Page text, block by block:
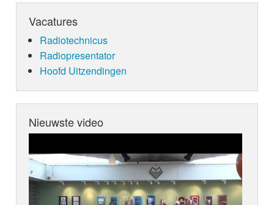
Vacatures
Radiotechnicus
Radiopresentator
Hoofd Uitzendingen
Nieuwste video